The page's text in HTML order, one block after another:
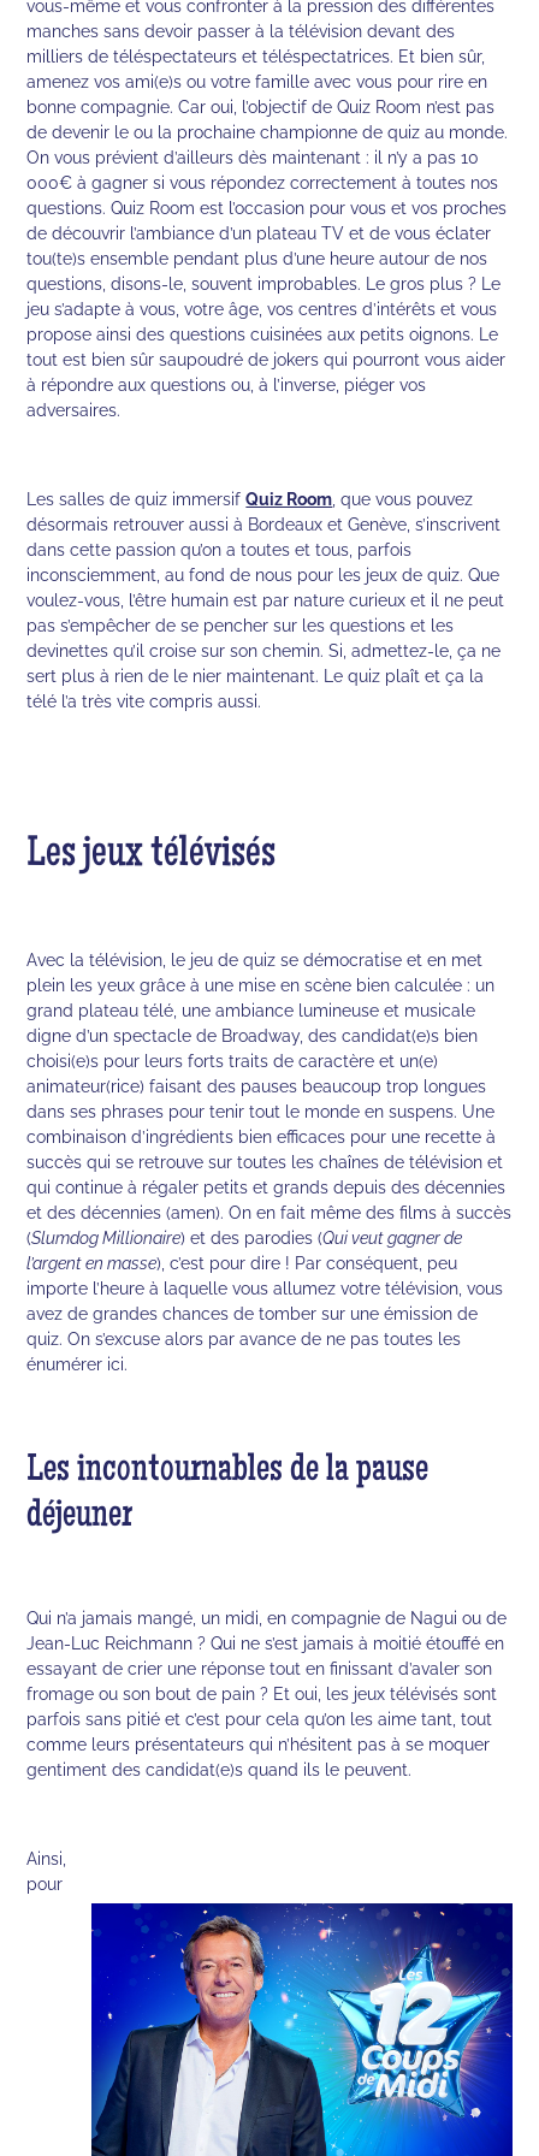
vous-même et vous confronter à la pression des différentes
manches sans devoir passer à la télévision devant des
milliers de téléspectateurs et téléspectatrices. Et bien sûr,
amenez vos ami(e)s ou votre famille avec vous pour rire en
bonne compagnie. Car oui, l’objectif de Quiz Room n’est pas
de devenir le ou la prochaine championne de quiz au monde.
On vous prévient d’ailleurs dès maintenant : il n’y a pas 10
000€ à gagner si vous répondez correctement à toutes nos
questions. Quiz Room est l’occasion pour vous et vos proches
de découvrir l’ambiance d’un plateau TV et de vous éclater
tou(te)s ensemble pendant plus d’une heure autour de nos
questions, disons-le, souvent improbables. Le gros plus ? Le
jeu s’adapte à vous, votre âge, vos centres d’intérêts et vous
propose ainsi des questions cuisinées aux petits oignons. Le
tout est bien sûr saupoudré de jokers qui pourront vous aider
à répondre aux questions ou, à l’inverse, piéger vos
adversaires.
Les salles de quiz immersifQuiz Room , que vous pouvez
désormais retrouver aussi à Bordeaux et Genève, s’inscrivent
dans cette passion qu’on a toutes et tous, parfois
inconsciemment, au fond de nous pour les jeux de quiz. Que
voulez-vous, l’être humain est par nature curieux et il ne peut
pas s’empêcher de se pencher sur les questions et les
devinettes qu’il croise sur son chemin. Si, admettez-le, ça ne
sert plus à rien de le nier maintenant. Le quiz plaît et ça la
télé l’a très vite compris aussi.
Les jeux télévisés
Avec la télévision, le jeu de quiz se démocratise et en met
plein les yeux grâce à une mise en scène bien calculée : un
grand plateau télé, une ambiance lumineuse et musicale
digne d’un spectacle de Broadway, des candidat(e)s bien
choisi(e)s pour leurs forts traits de caractère et un(e)
animateur(rice) faisant des pauses beaucoup trop longues
dans ses phrases pour tenir tout le monde en suspens. Une
combinaison d’ingrédients bien efficaces pour une recette à
succès qui se retrouve sur toutes les chaînes de télévision et
qui continue à régaler petits et grands depuis des décennies
et des décennies (amen). On en fait même des films à succès
(Slumdog Millionaire) et des parodies (Qui veut gagner de
l’argent en masse), c’est pour dire ! Par conséquent, peu
importe l’heure à laquelle vous allumez votre télévision, vous
avez de grandes chances de tomber sur une émission de
quiz. On s’excuse alors par avance de ne pas toutes les
énumérer ici.
Les incontournables de la pause
déjeuner
Qui n’a jamais mangé, un midi, en compagnie de Nagui ou de
Jean-Luc Reichmann ? Qui ne s’est jamais à moitié étouffé en
essayant de crier une réponse tout en finissant d’avaler son
fromage ou son bout de pain ? Et oui, les jeux télévisés sont
parfois sans pitié et c’est pour cela qu’on les aime tant, tout
comme leurs présentateurs qui n’hésitent pas à se moquer
gentiment des candidat(e)s quand ils le peuvent.
Ainsi,
pour